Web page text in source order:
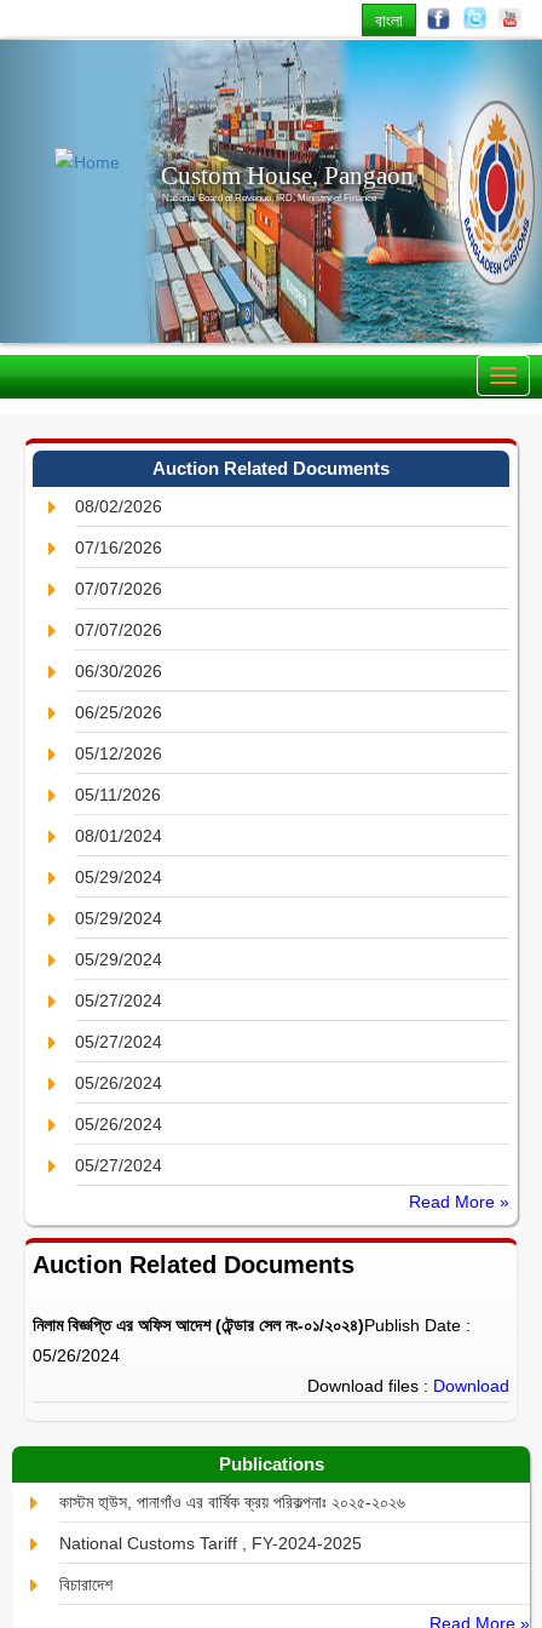
বাংলা
Custom House, Pangaon
National Board of Revenue, IRD, Ministry of Finance
Auction Related Documents
08/02/2026
07/16/2026
07/07/2026
07/07/2026
06/30/2026
06/25/2026
05/12/2026
05/11/2026
08/01/2024
05/29/2024
05/29/2024
05/29/2024
05/27/2024
05/27/2024
05/26/2024
05/26/2024
05/27/2024
Read More »
Auction Related Documents
নিলাম বিজ্ঞপ্তি এর অফিস আদেশ (টেন্ডার সেল নং-০১/২০২৪)Publish Date :
05/26/2024
Download files : Download
Publications
কাস্টম হা্উস, পানাগাঁও এর বার্ষিক ক্রয় পরিকল্পনাঃ ২০২৫-২০২৬
National Customs Tariff , FY-2024-2025
বিচারাদেশ
Read More »